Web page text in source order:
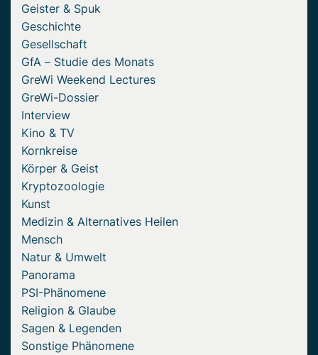
Geister & Spuk
Geschichte
Gesellschaft
GfA – Studie des Monats
GreWi Weekend Lectures
GreWi-Dossier
Interview
Kino & TV
Kornkreise
Körper & Geist
Kryptozoologie
Kunst
Medizin & Alternatives Heilen
Mensch
Natur & Umwelt
Panorama
PSI-Phänomene
Religion & Glaube
Sagen & Legenden
Sonstige Phänomene